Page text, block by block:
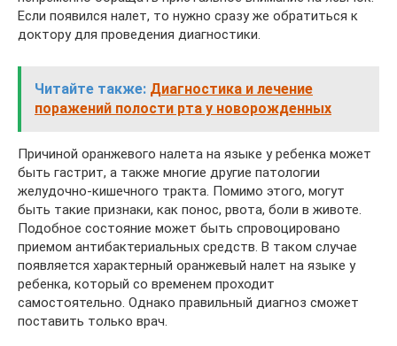
Если появился налет, то нужно сразу же обратиться к
доктору для проведения диагностики.
Читайте также: Диагностика и лечение
поражений полости рта у новорожденных
Причиной оранжевого налета на языке у ребенка может
быть гастрит, а также многие другие патологии
желудочно-кишечного тракта. Помимо этого, могут
быть такие признаки, как понос, рвота, боли в животе.
Подобное состояние может быть спровоцировано
приемом антибактериальных средств. В таком случае
появляется характерный оранжевый налет на языке у
ребенка, который со временем проходит
самостоятельно. Однако правильный диагноз сможет
поставить только врач.